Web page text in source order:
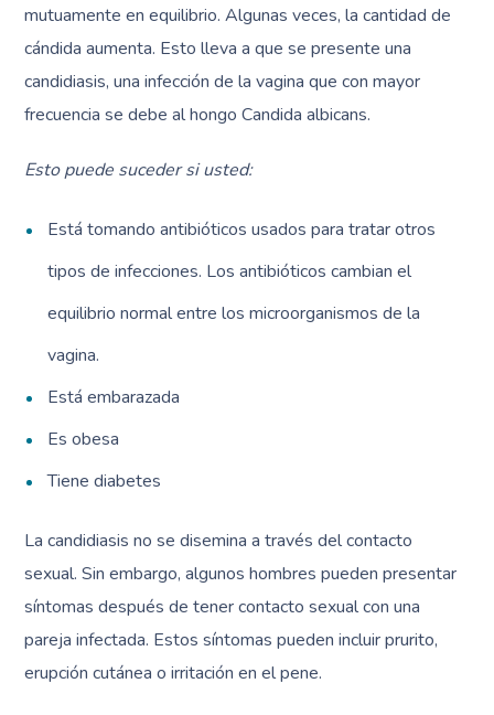
mutuamente en equilibrio. Algunas veces, la cantidad de
cándida aumenta. Esto lleva a que se presente una
candidiasis, una infección de la vagina que con mayor
frecuencia se debe al hongo Candida albicans.
Esto puede suceder si usted:
Está tomando antibióticos usados para tratar otros
tipos de infecciones. Los antibióticos cambian el
equilibrio normal entre los microorganismos de la
vagina.
Está embarazada
Es obesa
Tiene diabetes
La candidiasis no se disemina a través del contacto
sexual. Sin embargo, algunos hombres pueden presentar
síntomas después de tener contacto sexual con una
pareja infectada. Estos síntomas pueden incluir prurito,
erupción cutánea o irritación en el pene.